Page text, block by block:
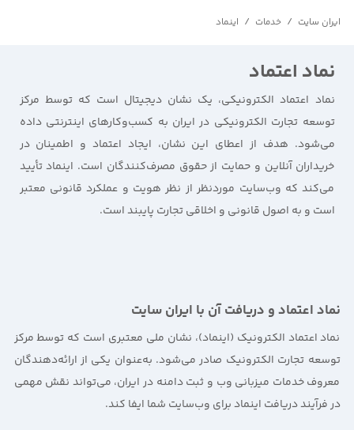
ایران سایت / خدمات / اینماد
نماد اعتماد
نماد اعتماد الکترونیکی، یک نشان دیجیتال است که توسط مرکز
توسعه تجارت الکترونیکی در ایران به کسب‌وکارهای اینترنتی داده
می‌شود. هدف از اعطای این نشان، ایجاد اعتماد و اطمینان در
خریداران آنلاین و حمایت از حقوق مصرف‌کنندگان است. اینماد تأیید
می‌کند که وب‌سایت موردنظر از نظر هویت و عملکرد قانونی معتبر
است و به اصول قانونی و اخلاقی تجارت پایبند است.
نماد اعتماد و دریافت آن با ایران سایت
نماد اعتماد الکترونیک (اینماد)، نشان ملی معتبری است که توسط مرکز
توسعه تجارت الکترونیک صادر می‌شود. به‌عنوان یکی از ارائه‌دهندگان
معروف خدمات میزبانی وب و ثبت دامنه در ایران، می‌تواند نقش مهمی
در فرآیند دریافت اینماد برای وب‌سایت شما ایفا کند.